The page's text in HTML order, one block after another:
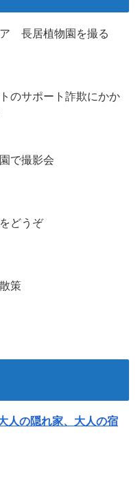
長居植物園を撮る
のサポート詐欺にかか
で撮影会
どうぞ
策
人の隠れ家、大人の宿